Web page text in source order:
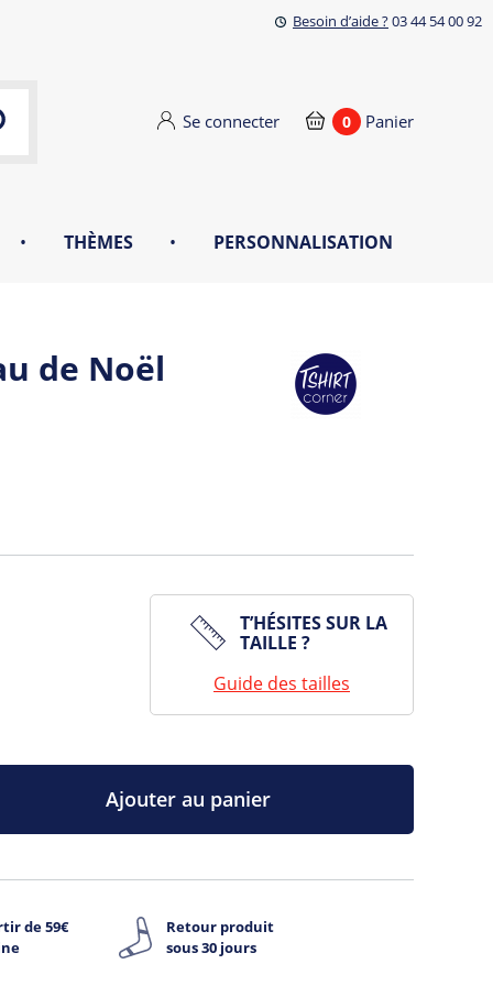
Besoin d’aide ?03 44 54 00 92
Se connecter 0 Panier
• THÈMES • PERSONNALISATION
de Noël
T’HÉSITES SUR LA
TAILLE ?
Guide des tailles
Ajouter au panier
de 59€
Retour produit
sous 30 jours